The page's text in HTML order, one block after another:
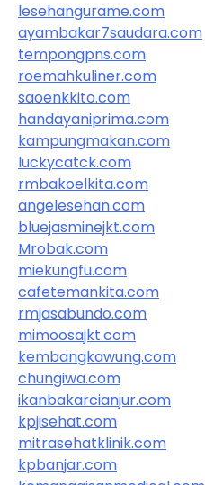
lesehangurame.com
ayambakar7saudara.com
tempongpns.com
roemahkuliner.com
saoenkkito.com
handayaniprima.com
kampungmakan.com
luckycatck.com
rmbakoelkita.com
angelesehan.com
bluejasminejkt.com
Mrobak.com
miekungfu.com
cafetemankita.com
rmjasabundo.com
mimoosajkt.com
kembangkawung.com
chungiwa.com
ikanbakarcianjur.com
kpjisehat.com
mitrasehatklinik.com
kpbanjar.com